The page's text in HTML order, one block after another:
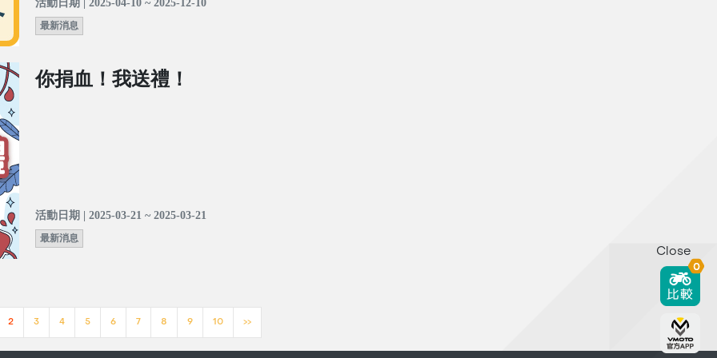
活動日期 | 2025-04-10 ~ 2025-12-10
最新消息
你捐血！我送禮！
活動日期 | 2025-03-21 ~ 2025-03-21
最新消息
2 3 4 5 6 7 8 9 10 >>
Close
0